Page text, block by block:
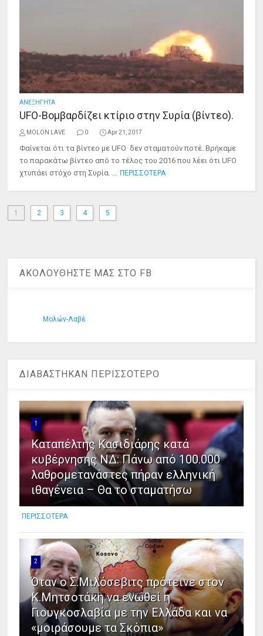
ΑΝΕΞΗΓΗΤΑ
UFO-Βομβαρδίζει κτίριο στην Συρία (βίντεο).
MOLON LAVE 0 Apr 21, 2017
Φαίνεται ότι τα βίντεο με UFO δεν σταματούν ποτέ. Βρήκαμε
το παρακάτω βίντεο από το τέλος του 2016 που λέει ότι UFO
χτυπάει στόχο στη Συρία. ... ΠΕΡΙΣΣΟΤΕΡΑ
1 2 3 4 5
ΑΚΟΛΟΥΘΗΣΤΕ ΜΑΣ ΣΤΟ FB
Μολών-Λαβέ
ΔΙΑΒΑΣΤΗΚΑΝ ΠΕΡΙΣΣΟΤΕΡΟ
1
Καταπέλτης Κασιδιάρης κατά
κυβέρνησης ΝΔ: Πάνω από 100.000
λαθρομετανάστες πήραν ελληνική
ιθαγένεια – Θα το σταματήσω
ΠΕΡΙΣΣΟΤΕΡΑ
2
Όταν ο Σ.Μιλόσεβιτς πρότεινε στον
Κ.Μητσοτάκη να ενωθεί η
Γιουγκοσλαβία με την Ελλάδα και να
«μοιράσουμε τα Σκόπια»